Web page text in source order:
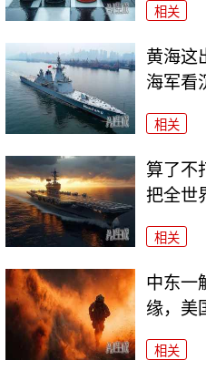
相关
黄海这
海军看
相关
算了不
把全世
相关
中东一
缘，美
相关